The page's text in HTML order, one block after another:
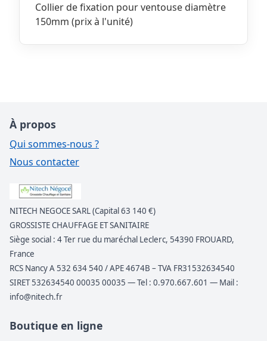
Collier de fixation pour ventouse diamètre
150mm (prix à l'unité)
À propos
Qui sommes-nous ?
Nous contacter
NITECH NEGOCE SARL (Capital 63 140 €)
GROSSISTE CHAUFFAGE ET SANITAIRE
Siège social : 4 Ter rue du maréchal Leclerc, 54390 FROUARD,
France
RCS Nancy A 532 634 540 / APE 4674B – TVA FR31532634540
SIRET 532634540 00035 00035 — Tel : 0.970.667.601 — Mail :
info@nitech.fr
Boutique en ligne